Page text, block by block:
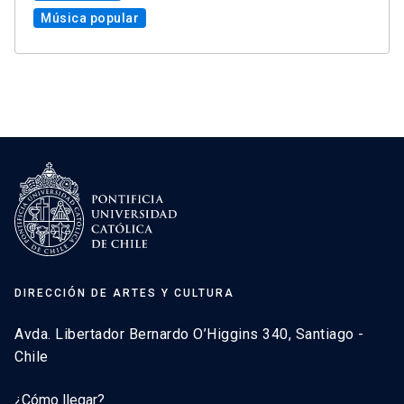
Música popular
DIRECCIÓN DE ARTES Y CULTURA
Avda. Libertador Bernardo O’Higgins 340, Santiago -
Chile
¿Cómo llegar?